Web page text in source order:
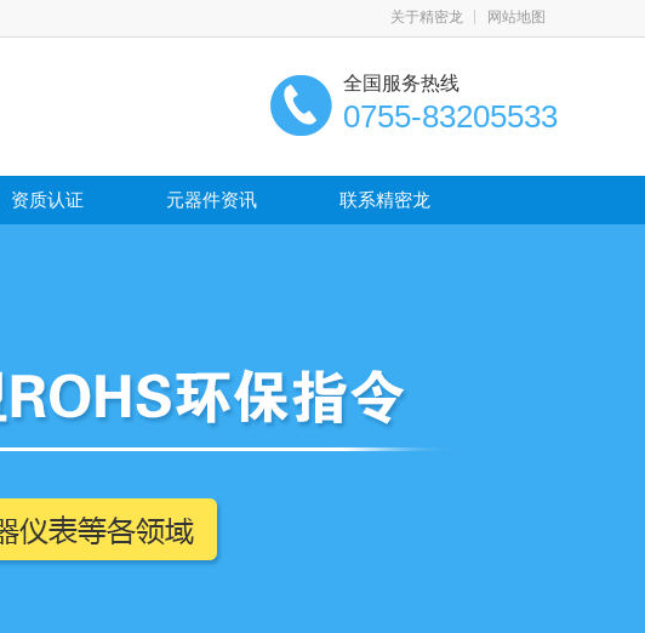
关于精密龙 网站地图
全国服务热线
0755-83205533
资质认证 元器件资讯 联系精密龙